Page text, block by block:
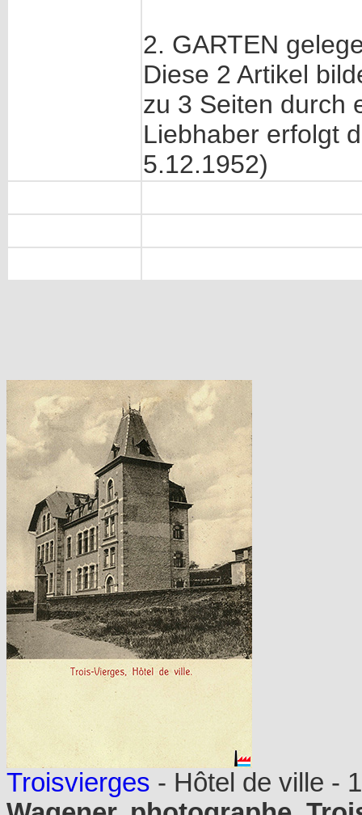
2. GARTEN
Diese 2 Artikel
zu 3 Seiten durch
Liebhaber erfolgt
5.12.1952)
Troisvierges - Hôtel de ville -